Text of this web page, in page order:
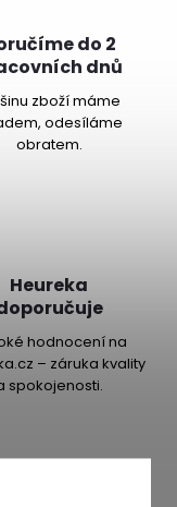
do 2
dnů
zboží máme
odesíláme
obratem.
Heureka
hodnocení na
– záruka kvality
spokojenosti.